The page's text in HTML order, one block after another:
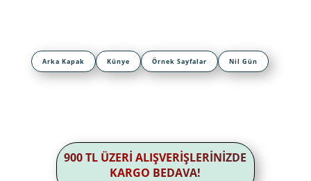
Arka Kapak Künye Örnek Sayfalar Nil Gün
900 TL ÜZERİ ALIŞVERİŞLERİNİZDE
KARGO BEDAVA!